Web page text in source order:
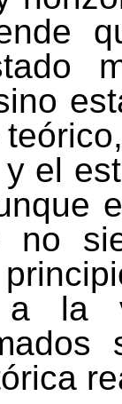
el
no
a